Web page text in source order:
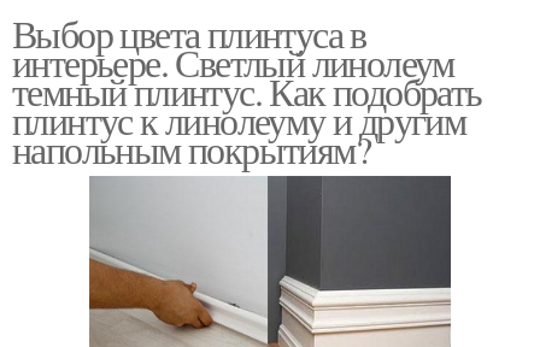
Выбор цвета плинтуса в
интерьере. Светлый линолеум
темный плинтус. Как подобрать
плинтус к линолеуму и другим
напольным покрытиям?